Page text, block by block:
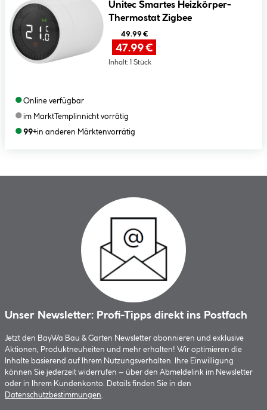
Unitec Smartes Heizkörper-
Thermostat Zigbee
49.99 €
47.99 €
Inhalt: 1 Stück
●Online verfügbar
●im MarktTemplinnicht vorrätig
●99+in anderen Märktenvorrätig
Unser Newsletter: Profi-Tipps direkt ins Postfach
Jetzt den BayWa Bau & Garten Newsletter abonnieren und exklusive
Aktionen, Produktneuheiten und mehr erhalten! Wir optimieren die
Inhalte basierend auf Ihrem Nutzungsverhalten. Ihre Einwilligung
können Sie jederzeit widerrufen – über den Abmeldelink im Newsletter
oder in Ihrem Kundenkonto. Details finden Sie in den
Datenschutzbestimmungen